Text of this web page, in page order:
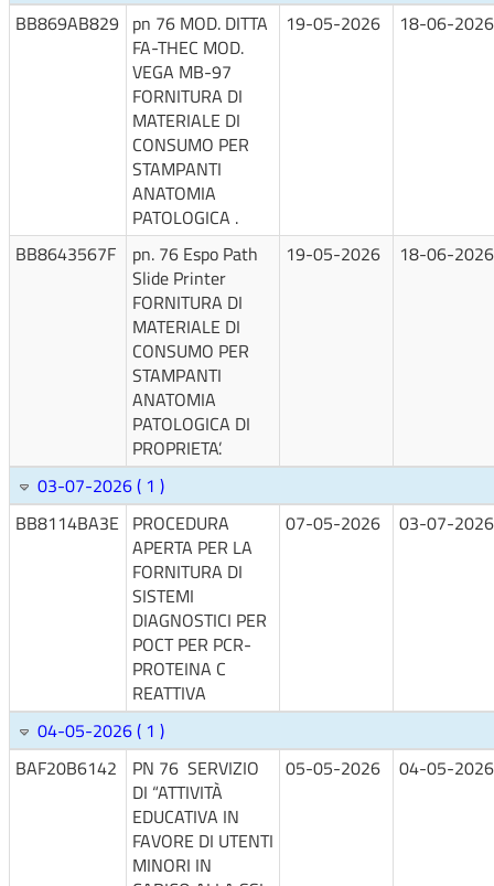
BB869AB829 pn 76 MOD. DITTA
FA-THEC MOD.
VEGA MB-97
FORNITURA DI
MATERIALE DI
CONSUMO PER
STAMPANTI
ANATOMIA
PATOLOGICA .
19-05-2026 18-06-2026
BB8643567F
pn. 76 Espo Path
Slide Printer
FORNITURA DI
MATERIALE DI
CONSUMO PER
STAMPANTI
ANATOMIA
PATOLOGICA DI
PROPRIETA’.
19-05-2026 18-06-2026
03-07-2026 ( 1 )
BB8114BA3E PROCEDURA
APERTA PER LA
FORNITURA DI
SISTEMI
DIAGNOSTICI PER
POCT PER PCR-
PROTEINA C
REATTIVA
07-05-2026 03-07-2026
04-05-2026 ( 1 )
BAF20B6142
PN 76 SERVIZIO
DI “ATTIVITÀ
EDUCATIVA IN
FAVORE DI UTENTI
MINORI IN
05-05-2026 04-05-2026